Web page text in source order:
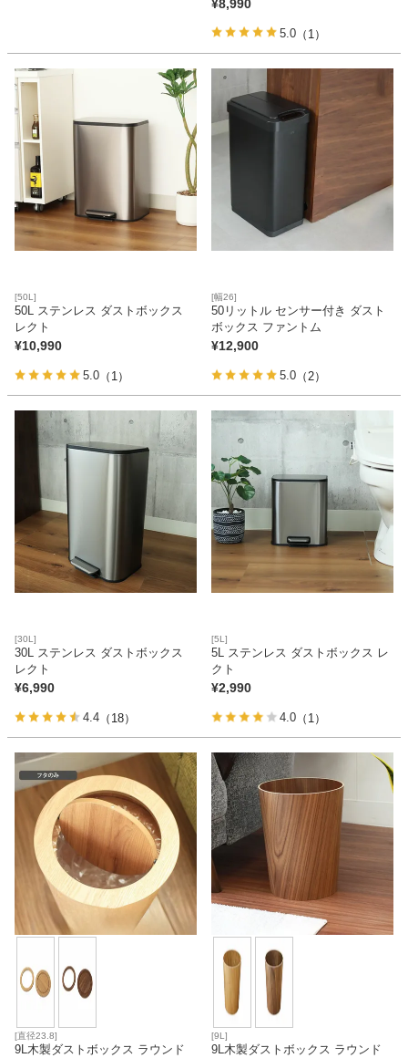
¥8,990
5.0 （1）
[50L]
50L ステンレス ダストボックス
レクト
¥10,990
5.0 （1）
[幅26]
50リットル センサー付き ダスト
ボックス ファントム
¥12,900
5.0 （2）
[30L]
30L ステンレス ダストボックス
レクト
¥6,990
4.4 （18）
[5L]
5L ステンレス ダストボックス レ
クト
¥2,990
4.0 （1）
[直径23.8]
9L木製ダストボックス ラウンド
[9L]
9L木製ダストボックス ラウンド